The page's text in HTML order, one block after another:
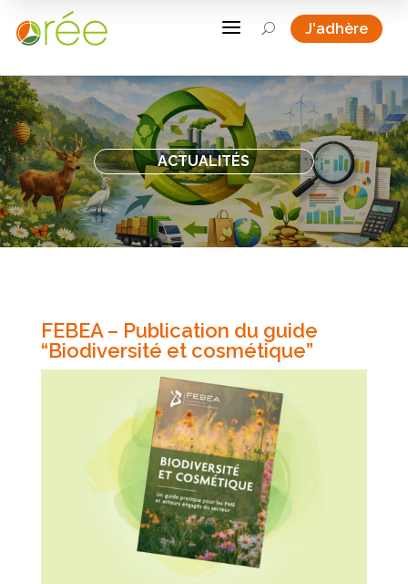
a U J'adhère
ACTUALITÉS
FEBEA – Publication du guide
“Biodiversité et cosmétique”